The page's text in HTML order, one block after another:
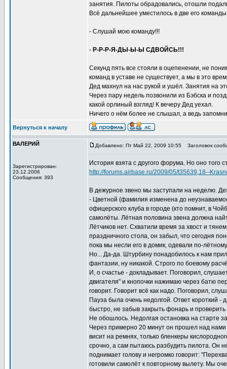
занятия. Пилоты обрадовались, отошли
Всё дальнейшее уместилось в две его
- Слушай мою команду!!!
- Р-Р-Р-Я-ДЫ-Ы-Ы СДВОЙСЬ!!!
Секунд пять все стояли в оцепенении, не
команд в уставе не существует, а мы в это
Дед махнул на нас рукой и ушёл. Занятия на
Через пару недель позвонили из Бэбска и
какой орлиный взгляд! К вечеру Дед уехал.
Ничего о нём более не слышал, а ведь
Вернуться к началу
ВАЛЕРИЙ
Зарегистрирован:
23.12.2006
Сообщения: 393
Добавлено: Пт Май 22, 2009 10:55 Заголовок
История взята с другого форума. Но оно того
http://forums.airbase.ru/2009/05/t35639,18--
В дежурное звено мы заступали на неделю.
- Цветной (фамилия изменена до
офицерского клуба в городе (кто помнит, в
самолёты. Лётная половина звена должна
Лётчиков нет. Схватили время за хвост и
праздничного стола, он забыл, что сегодня
пока мы несли его в домик, одевали по-
Но... Да-да. Штурбину понадобилось к нам
фантазии, ну никакой. Строго по боевому
И, о счастье - докладывает. Поговорил,
двигателя" и кнопочки нажимаю через батю
говорит. Говорит всё как надо. Поговорил,
Пауза была очень недолгой. Ответ короткий
быстро, не забыв закрыть фонарь и
Не обошлось. Недолгая остановка на старте
Через примерно 20 минут он прошел над нами
висит на ремнях, только бленкеры
срочно, а сам пытаюсь разбудить пилота. Он
поднимает голову и негромко говорит:
готовили самолёт к повторному вылету. Мы